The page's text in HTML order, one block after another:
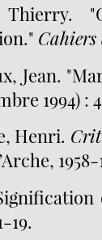
Thierry.
Jean.
1994) :
Henri.
1958-
19.